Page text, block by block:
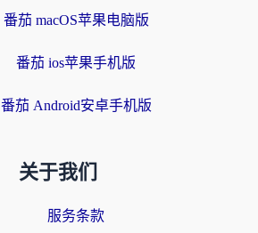
番茄 macOS苹果电脑版
番茄 ios苹果手机版
番茄 Android安卓手机版
关于我们
服务条款